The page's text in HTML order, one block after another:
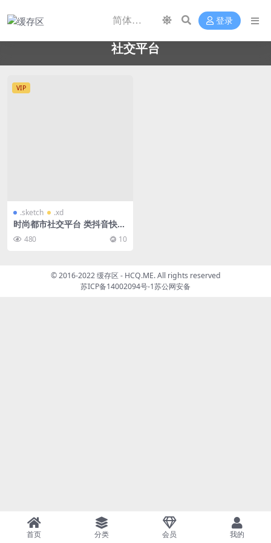
登录
社交平台
VIP
.sketch .xd
时尚都市社交平台 类抖音快手
480 10
© 2016-2022 缓存区 - HCQ.ME. All rights reserved
苏ICP备14002094号-1苏公网安备
首页 分类 会员 我的